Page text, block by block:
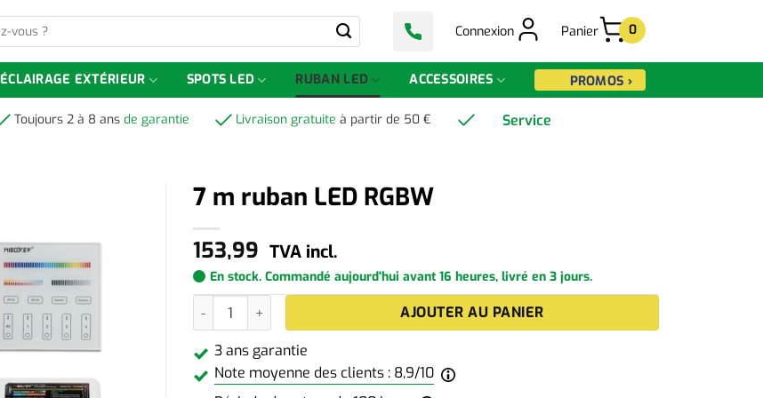
Connexion Panier 0
ÉCLAIRAGE EXTÉRIEUR SPOTS LED RUBAN LED ACCESSOIRES PROMOS ›
Toujours 2 à 8 ans de garantie Livraison gratuite à partir de 50 € Service
7 m ruban LED RGBW
153,99 TVA incl.
En stock. Commandé aujourd'hui avant 16 heures, livré en 3 jours.
quantité de 7 m ruban LED RGBW
AJOUTER AU PANIER
3 ans garantie
Note moyenne des clients : 8,9/10